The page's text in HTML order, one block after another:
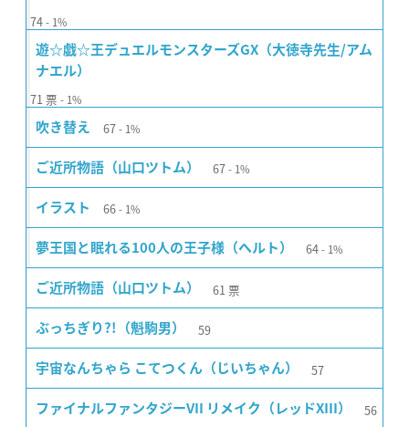
74 1%
遊☆戯☆王デュエルモンスターズGX（大徳寺先生/アム
ナエル）
71 票 1%
吹き替え 67 1%
ご近所物語（山口ツトム） 67 1%
イラスト 66 1%
夢王国と眠れる100人の王子様（ヘルト） 64 1%
ご近所物語（山口ツトム） 61 票
ぶっちぎり?!（魁駒男） 59
宇宙なんちゃら こてつくん（じいちゃん） 57
ファイナルファンタジーVII リメイク（レッドXIII） 56